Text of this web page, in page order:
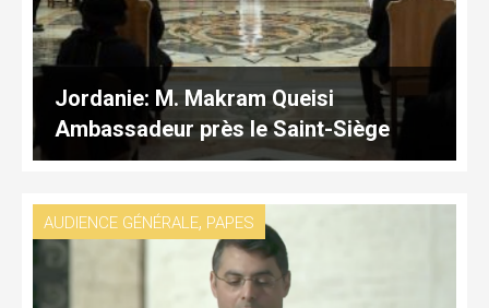
Jordanie: M. Makram Queisi
Ambassadeur près le Saint-Siège
AUDIENCE GÉNÉRALE, PAPES